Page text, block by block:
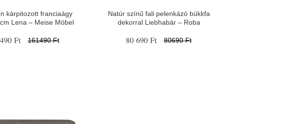
kárpitozott franciaágy
Lena – Meise Möbel
Ft 161490 Ft
Natúr színű fali pelenkázó bükkfa
dekorral Liebhabär – Roba
80 690 Ft 80690 Ft